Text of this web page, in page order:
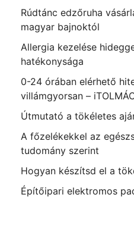
Rúdtánc edzőruha
magyar bajnoktól
Allergia kezelése
hatékonysága
0-24 órában elérhető
villámgyorsan –
Útmutató a tökéletes
A főzelékekkel az
tudomány szerint
Hogyan készítsd el a
Építőipari elektromos